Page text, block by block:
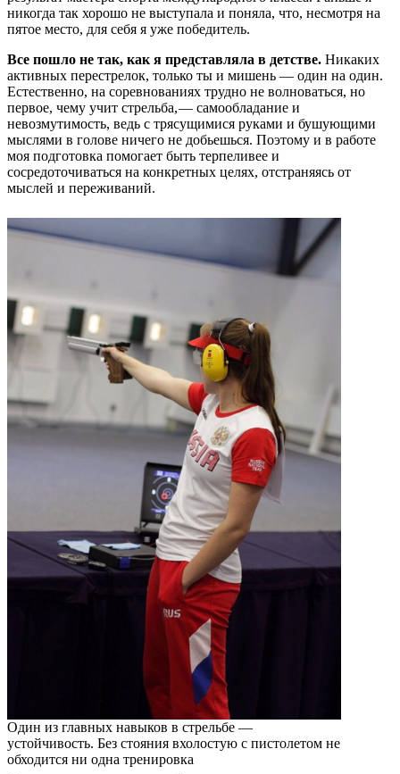
никогда так хорошо не выступала и поняла, что, несмотря на
пятое место, для себя я уже победитель.
Все пошло не так, как я представляла в детстве. Никаких
активных перестрелок, только ты и мишень — ​один на один.
Естественно, на соревнованиях трудно не волноваться, но
первое, чему учит стрельба, — ​самообладание и
невозмутимость, ведь с трясущимися руками и бушующими
мыслями в голове ничего не добьешься. Поэтому и в работе
моя подготовка помогает быть терпеливее и
сосредоточиваться на конкретных целях, отстраняясь от
мыслей и переживаний.
Один из главных навыков в стрельбе — ​
устойчивость. Без стояния вхолостую с пистолетом не
обходится ни одна тренировка